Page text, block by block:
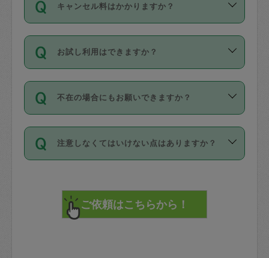
日本語も話せる方など様々です。
ールに記載していますので、各自の得意
を依頼してください。
現場トライアルを受け、合格したタスカ
ジさんが活動されています。
※テストセンターの講評は１件目のレビュ
参考
【詳細】タスカジさんの登録に際
です。作業中に物を壊したり、人にけが
をさせたりした場合が対象で、補償金額
す。
写真を撮り、
詳細FAQ：
損害賠償保険について教えて
以降）の日時から受付可能となっていま
す。
タスカジさんへ「募集」をかけることが
可能です。
キャンセル料はかかりますか？
キャンセル料には、以下の2種類がありま
す。
1. 直前キャンセル（定期、スポット契約
共通）
72時間を超える※と、以下のキャンセル
料が発生します。
直前キャンセル料：
72時間前〜24時間前＝依頼料金の50%
お試し利用はできますか？
「お試し利用」というメニューはありま
せんが、「一回のみ」依頼を活用するこ
とによって、気に入ったタスカジさんを
まず、条件の合う気になるタスカジさ
みてください。
その後、一番気に入ったタスカジさんに
不在の場合にもお願いできますか？
不在の場合の作業はタスカジさんの同意
が必要です。数回の依頼ののち、タスカ
ジさんと依頼者の間で十分な信頼関係が
てください。
不在時に部屋に入るためにタスカジさん
注意しなくてはいけない点はありますか？
で、必ず鍵のかかるロッカーや金庫に入
れて依頼者の責任の元管理するよう心掛
けてください。